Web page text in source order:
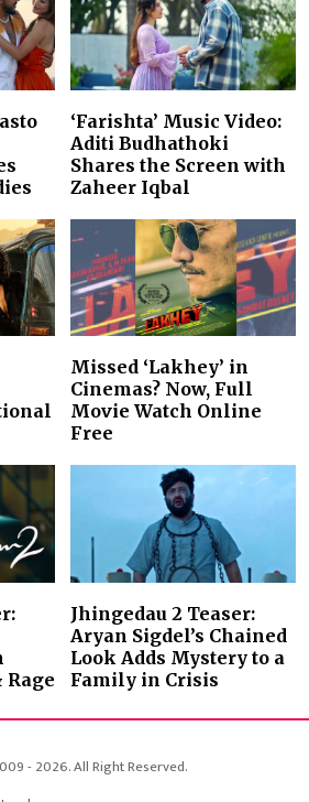
‘Farishta’ Music Video:
Aditi Budhathoki
Shares the Screen with
Zaheer Iqbal
Missed ‘Lakhey’ in
Cinemas? Now, Full
Movie Watch Online
Free
Jhingedau 2 Teaser:
Aryan Sigdel’s Chained
Look Adds Mystery to a
Family in Crisis
- 2026. All Right Reserved.